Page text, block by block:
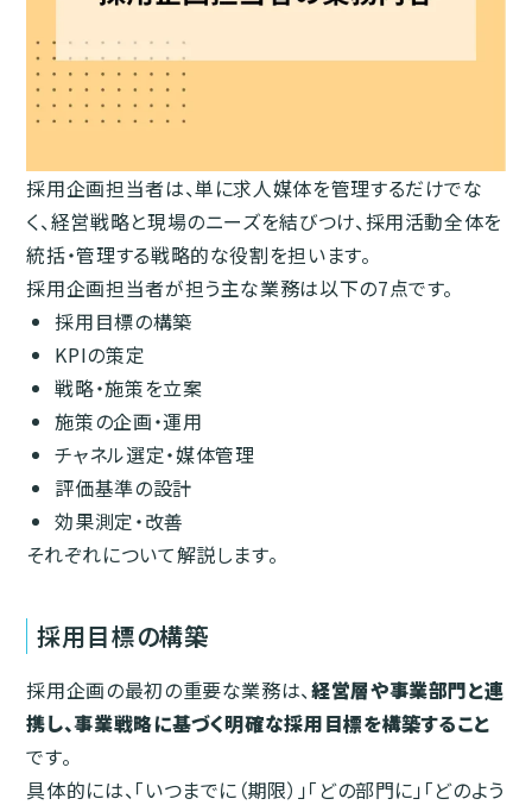
採用企画担当者は、単に求人媒体を管理するだけでな
く、経営戦略と現場のニーズを結びつけ、採用活動全体を
統括・管理する戦略的な役割を担います。
採用企画担当者が担う主な業務は以下の7点です。
採用目標の構築
KPIの策定
戦略・施策を立案
施策の企画・運用
チャネル選定・媒体管理
評価基準の設計
効果測定・改善
それぞれについて解説します。
採用目標の構築
採用企画の最初の重要な業務は、経営層や事業部門と連
携し、事業戦略に基づく明確な採用目標を構築すること
です。
具体的には、「いつまでに（期限）」「どの部門に」「どのよう